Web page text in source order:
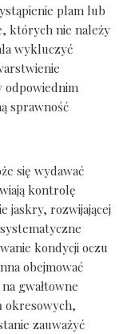
plam lub
których nie należy
wykluczyć
odpowiednim
sprawność
się wydawać
kontrolę
jaskry, rozwijającej
kondycji oczu
obejmować
gwałtowne
okresowych,
zauważyć